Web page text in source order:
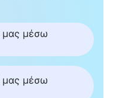
μας μέσω
μας μέσω